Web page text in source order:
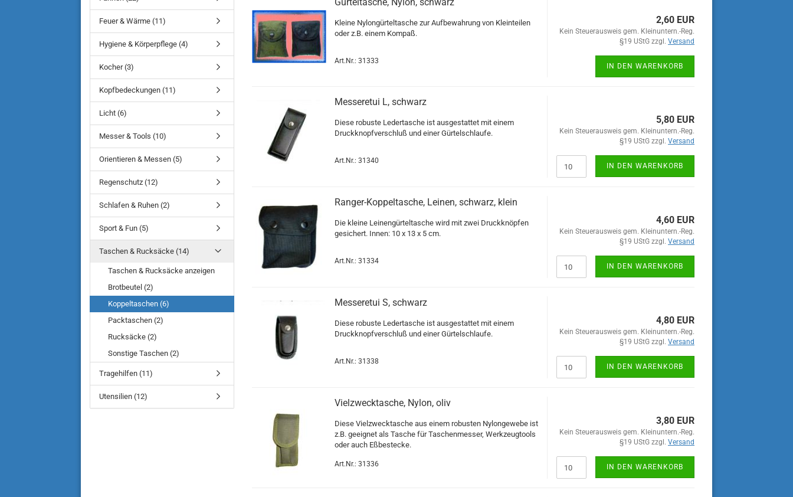
Kleine Nylongürteltasche zur Aufbewahrung von Kleinteilen
oder z.B. einem Kompaß.
Art.Nr.: 31333
2,60 EUR
Kein Steuerausweis gem. Kleinuntern.-Reg.
§19 UStG zzgl. Versand
IN DEN WARENKORB
Messeretui L, schwarz
Diese robuste Ledertasche ist ausgestattet mit einem
Druckknopfverschluß und einer Gürtelschlaufe.
Art.Nr.: 31340
5,80 EUR
Kein Steuerausweis gem. Kleinuntern.-Reg.
§19 UStG zzgl. Versand
IN DEN WARENKORB
Ranger-Koppeltasche, Leinen, schwarz, klein
Die kleine Leinengürteltasche wird mit zwei Druckknöpfen
gesichert. Innen: 10 x 13 x 5 cm.
Art.Nr.: 31334
4,60 EUR
Kein Steuerausweis gem. Kleinuntern.-Reg.
§19 UStG zzgl. Versand
IN DEN WARENKORB
Messeretui S, schwarz
Diese robuste Ledertasche ist ausgestattet mit einem
Druckknopfverschluß und einer Gürtelschlaufe.
Art.Nr.: 31338
4,80 EUR
Kein Steuerausweis gem. Kleinuntern.-Reg.
§19 UStG zzgl. Versand
IN DEN WARENKORB
Vielzwecktasche, Nylon, oliv
Diese Vielzwecktasche aus einem robusten Nylongewebe ist
z.B. geeignet als Tasche für Taschenmesser, Werkzeugtools
oder auch Eßbestecke.
Art.Nr.: 31336
3,80 EUR
Kein Steuerausweis gem. Kleinuntern.-Reg.
§19 UStG zzgl. Versand
IN DEN WARENKORB
Feuer & Wärme (11)
Hygiene & Körperpflege (4)
Kocher (3)
Kopfbedeckungen (11)
Licht (6)
Messer & Tools (10)
Orientieren & Messen (5)
Regenschutz (12)
Schlafen & Ruhen (2)
Sport & Fun (5)
Taschen & Rucksäcke (14)
Taschen & Rucksäcke anzeigen
Brotbeutel (2)
Koppeltaschen (6)
Packtaschen (2)
Rucksäcke (2)
Sonstige Taschen (2)
Tragehilfen (11)
Utensilien (12)